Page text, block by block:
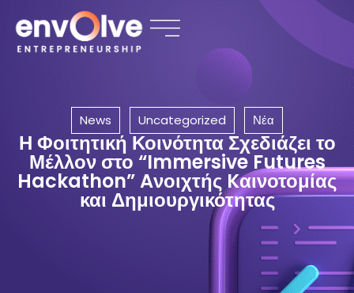
News Uncategorized Νέα
Η Φοιτητική Κοινότητα Σχεδιάζει το
Μέλλον στο “Immersive Futures
Hackathon” Aνοιχτής Kαινοτομίας
και Δημιουργικότητας